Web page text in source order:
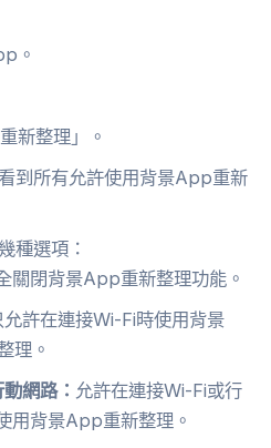
。
新整理」。
到所有允許使用背景App重新
種選項：
關閉背景App重新整理功能。
允許在連接Wi-Fi時使用背景
理。
網路： 允許在連接Wi-Fi或行
用背景App重新整理。